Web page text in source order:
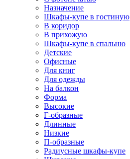
Назначение
Шкафы-купе в гостиную
В коридор
В прихожую
Шкафы-купе в спальню
Детские
Офисные
Для книг
Для одежды
На балкон
Форма
Высокие
Г-образные
Длинные
Низкие
П-образные
Радиусные шкафы-купе